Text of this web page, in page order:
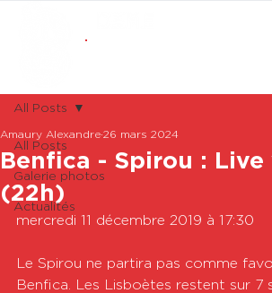
All Posts
Galerie photos
Actualités
All Posts
Benfica - Spirou : Live
(22h)
Amaury Alexandre 26 mars 2024
mercredi 11 décembre 2019 à 17:30
Le Spirou ne partira pas comme
Benfica. Les Lisboètes restent sur 7